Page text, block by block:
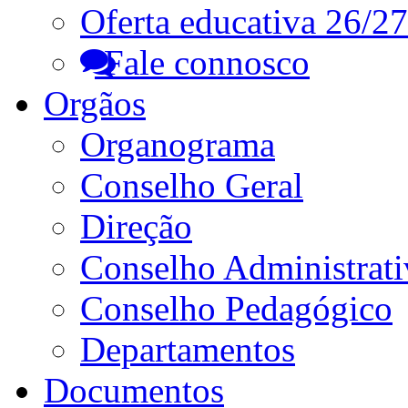
Oferta educativa 26/27
Fale connosco
Orgãos
Organograma
Conselho Geral
Direção
Conselho
Conselho Pedagógico
Departamentos
Documentos